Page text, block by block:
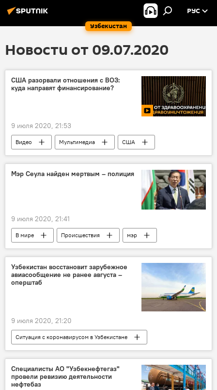
Узбекистан
РУС
Новости от 09.07.2020
США разорвали отношения с ВОЗ:
куда направят финансирование?
9 июля 2020, 21:53
Видео Мультимедиа
США
ВОЗ
организация Евросоюз
Мэр Сеула найден мертвым – полиция
9 июля 2020, 21:41
В мире Происшествия
мэр
Сеул
Южная Корея
смерть
поиск людей
Узбекистан восстановит зарубежное
авиасообщение не ранее августа –
оперштаб
9 июля 2020, 21:20
Ситуация с коронавирусом в Узбекистане
В Узбекистане
Общество
Туризм
Коронавирус COVID-19
Карантин
Узбекистан
Авиасообщение
Специалисты АО "Узбекнефтегаз"
провели ревизию деятельности
нефтебаз